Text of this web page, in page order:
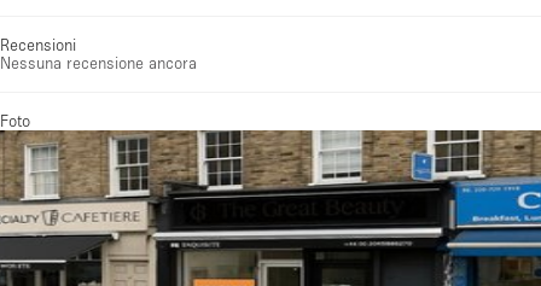
Recensioni
Nessuna recensione ancora
Foto